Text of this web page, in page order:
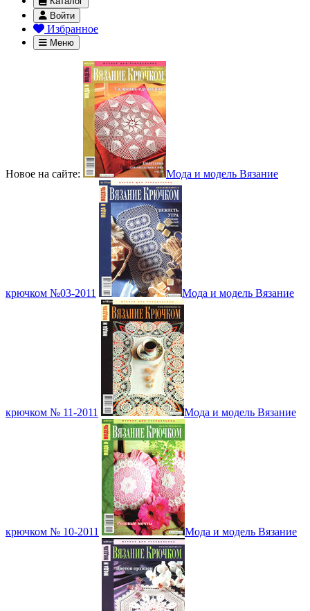
Войти
Избранное
Меню
Новое на сайте: Мода и модель Вязание
крючком №03-2011 Мода и модель Вязание
крючком № 11-2011 Мода и модель Вязание
крючком № 10-2011 Мода и модель Вязание